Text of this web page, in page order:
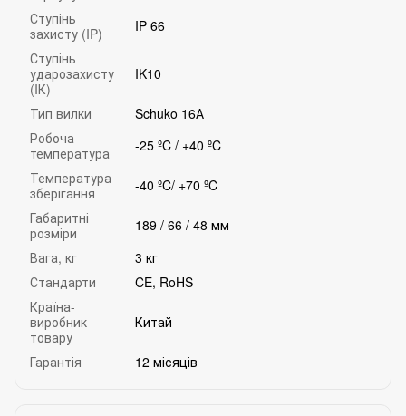
Ступінь
захисту (IP)
IP 66
Ступінь
ударозахисту
(IК)
IK10
Тип вилки
Schuko 16А
Робоча
температура
-25 ºC / +40 ºC
Температура
зберігання
-40 ºC/ +70 ºC
Габаритні
розміри
189 / 66 / 48 мм
Вага, кг
3 кг
Стандарти
CE, RoHS
Країна-
виробник
товару
Китай
Гарантія 12 місяців